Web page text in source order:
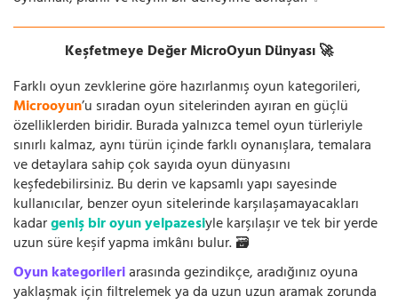
Keşfetmeye Değer MicroOyun Dünyası 🚀
Farklı oyun zevklerine göre hazırlanmış oyun kategorileri,
Microoyun’u sıradan oyun sitelerinden ayıran en güçlü
özelliklerden biridir. Burada yalnızca temel oyun türleriyle
sınırlı kalmaz, aynı türün içinde farklı oynanışlara, temalara
ve detaylara sahip çok sayıda oyun dünyasını
keşfedebilirsiniz. Bu derin ve kapsamlı yapı sayesinde
kullanıcılar, benzer oyun sitelerinde karşılaşamayacakları
kadargeniş bir oyun yelpazesiyle karşılaşır ve tek bir yerde
uzun süre keşif yapma imkânı bulur. 🗃️
Oyun kategorileriarasında gezindikçe, aradığınız oyuna
yaklaşmak için filtrelemek ya da uzun uzun aramak zorunda